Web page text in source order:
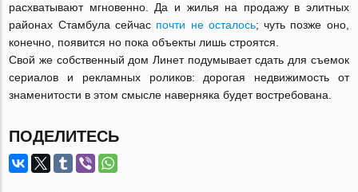
расхватывают мгновенно. Да и жилья на продажу в элитных
районах Стамбула сейчас почти не осталось; чуть позже оно,
конечно, появится но пока объекты лишь строятся.
Свой же собственный дом Линет подумывает сдать для съемок
сериалов и рекламных роликов: дорогая недвижимость от
знаменитости в этом смысле наверняка будет востребована.
ПОДЕЛИТЕСЬ